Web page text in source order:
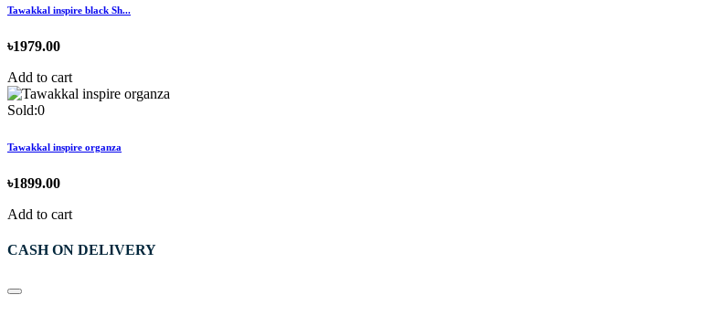
Tawakkal inspire black Sh...
৳1979.00
Add to cart
Sold:0
Tawakkal inspire organza
৳1899.00
Add to cart
CASH ON DELIVERY